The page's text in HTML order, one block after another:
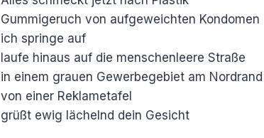
Gummigeruch von aufgeweichten Kondomen
ich springe auf
laufe hinaus auf die menschenleere Straße
in einem grauen Gewerbegebiet am
von einer Reklametafel
grüßt ewig lächelnd dein Gesicht